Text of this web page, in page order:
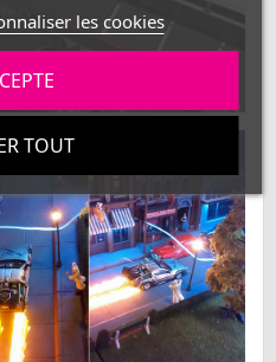
les cookies
TOUT